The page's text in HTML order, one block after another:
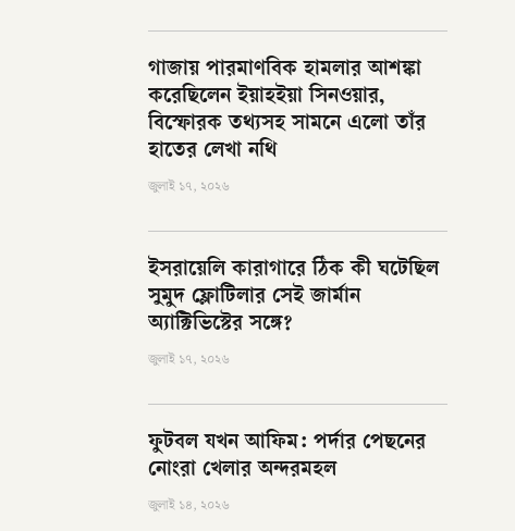
গাজায় পারমাণবিক হামলার আশঙ্কা
করেছিলেন ইয়াহইয়া সিনওয়ার,
বিস্ফোরক তথ্যসহ সামনে এলো তাঁর
হাতের লেখা নথি
জুলাই ১৭, ২০২৬
ইসরায়েলি কারাগারে ঠিক কী ঘটেছিল
সুমুদ ফ্লোটিলার সেই জার্মান
অ্যাক্টিভিস্টের সঙ্গে?
জুলাই ১৭, ২০২৬
ফুটবল যখন আফিম: পর্দার পেছনের
নোংরা খেলার অন্দরমহল
জুলাই ১৪, ২০২৬